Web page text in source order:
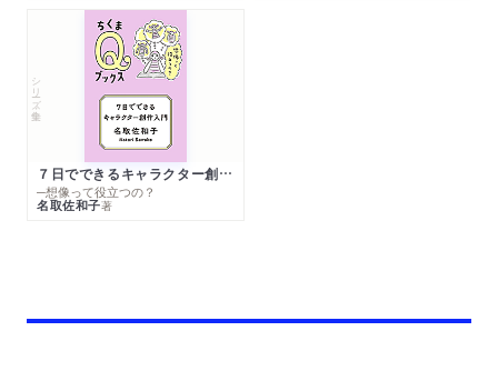
シリーズ・全集
７日でできるキャラクター創作入門
─想像って役立つの？
名取佐和子著